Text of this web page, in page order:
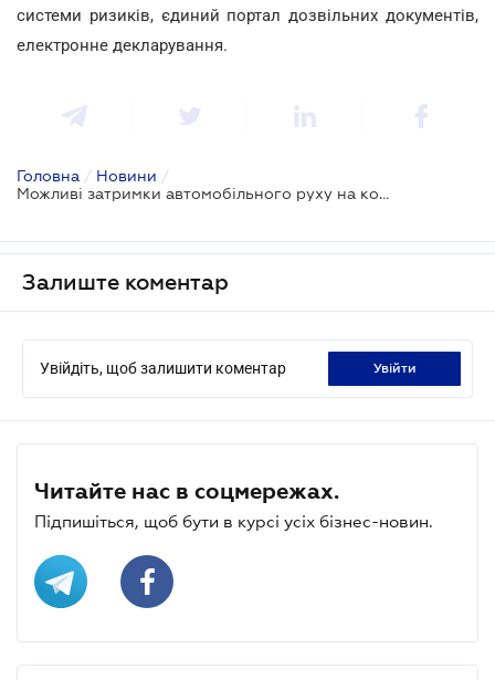
системи ризиків, єдиний портал дозвільних документів,
електронне декларування.
Головна / Новини /
Можливі затримки автомобільного руху на кордоні
Залиште коментар
Увійдіть, щоб залишити коментар увійти
Читайте нас в соцмережах.
Підпишіться, щоб бути в курсі усіх бізнес-новин.